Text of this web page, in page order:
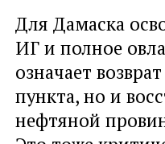
Для Дамаска
ИГ и полное
означает
пункта, но и
нефтяной